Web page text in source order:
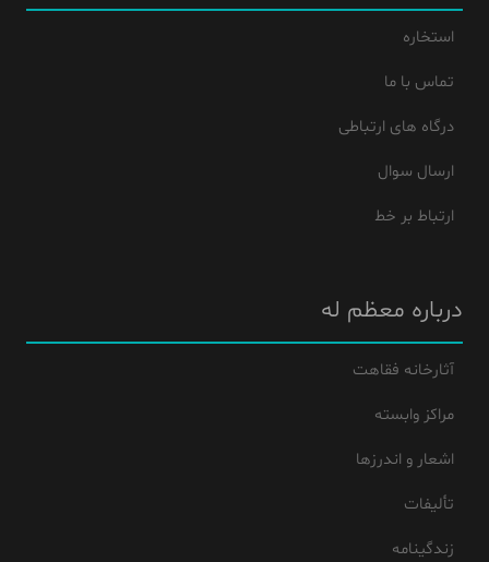
استخاره
تماس با ما
درگاه های ارتباطی
ارسال سوال
ارتباط بر خط
درباره معظم له
آثارخانه فقاهت
مراکز وابسته
اشعار و اندرزها
تألیفات
زندگینامه